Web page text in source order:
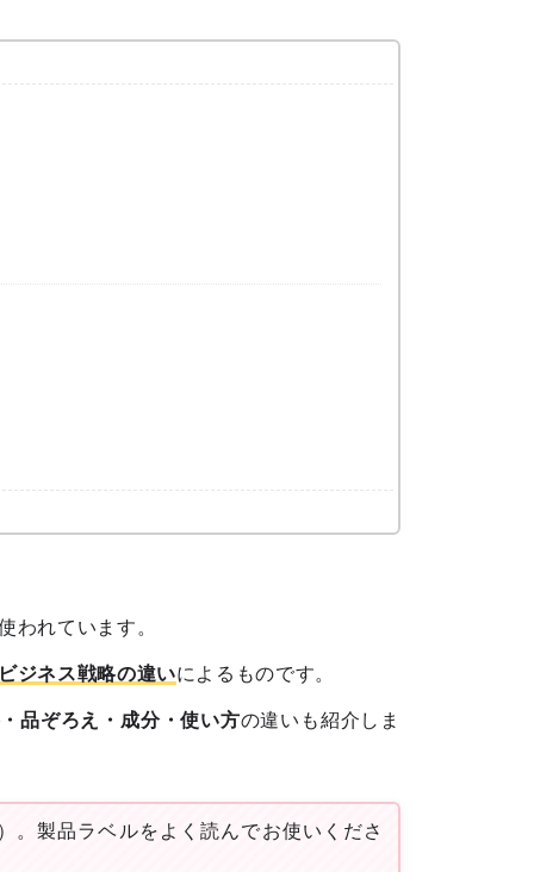
われています。
ジネス戦略の違いによるものです。
品ぞろえ・成分・使い方の違いも紹介しま
。製品ラベルをよく読んでお使いくださ